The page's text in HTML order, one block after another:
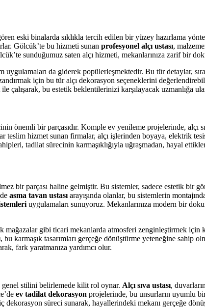
eski binalarda sıklıkla tercih edilen bir yüzey hazırlama
Gölcük’te bu hizmeti sunan profesyonel alçı ustası,
sunduğumuz saten alçı hizmeti, mekanlarınıza zarif bir
uygulamaları da giderek popülerleşmektedir. Bu tür detaylar,
için bu tür alçı dekorasyon seçeneklerini
çalışarak, bu estetik beklentilerinizi karşılayacak uzmanlığa
önemli bir parçasıdır. Komple ev yenileme projelerinde, alçı
hizmet sunan firmalar, alçı işlerinden boyaya, elektrik
tadilat sürecinin karmaşıklığıyla uğraşmadan, hayal
bir parçası haline gelmiştir. Bu sistemler, sadece estetik bir
asma tavan ustası arayışında olanlar, bu sistemlerin
uygulamaları sunuyoruz. Mekanlarınıza modern bir
gibi ticari mekanlarda atmosferi zenginleştirmek için
, bu karmaşık tasarımları gerçeğe dönüştürme yeteneğine sahip
fark yaratmanıza yardımcı olur.
genel stilini belirlemede kilit rol oynar. Alçı sıva ustası,
ev tadilat dekorasyon projelerinde, bu unsurların uyumlu
süreci sunarak, hayallerindeki mekanı gerçeğe